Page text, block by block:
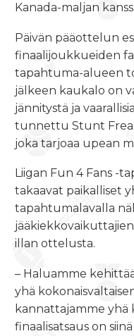
Kanada-maljan
Päivän pääottelun
finaalijoukkueiden
tapahtuma-alueen
jälkeen kaukalo on
jännitystä ja
tunnettu Stunt
joka tarjoaa upean
Liigan Fun 4 Fans -
takaavat paikalliset
tapahtumalavalla
illan ottelusta.
– Haluamme
yhä
kannattajamme yhä
finaalisatsaus on